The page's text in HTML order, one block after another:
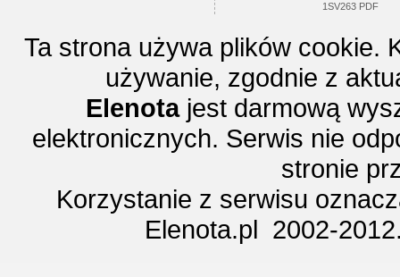
1SV263 PDF
Ta strona używa plików cookie.
używanie, zgodnie z
Elenotajest darmową
elektronicznych. Serwis nie
stronie
Korzystanie z serwisu
Elenota.pl 2002-